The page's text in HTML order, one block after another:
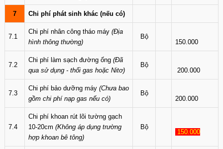
7 Chi phí phát sinh khác (nếu có)
7.1
Chi phí nhân công tháo máy (Địa
hình thông thường)
Bộ
150.000
7.2
Chi phí làm sạch đường ống (Đã
qua sử dụng - thổi gas hoặc Nitơ)
Bộ
200.000
7.3
Chi phí bảo dưỡng máy (Chưa bao
gồm chi phí nạp gas nếu có)
Bộ
200.000
7.4
Chi phí khoan rút lõi tường gạch
10-20cm (Không áp dụng trường
hợp khoan bê tông)
Bộ
150.000